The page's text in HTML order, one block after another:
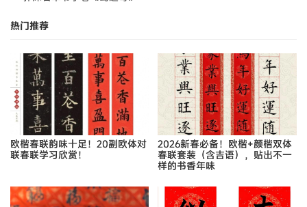
热门推荐
欧楷春联韵味十足！20副欧体对
联春联学习欣赏！
2026新春必备！欧楷+颜楷双体
春联套装（含吉语），贴出不一
样的书香年味